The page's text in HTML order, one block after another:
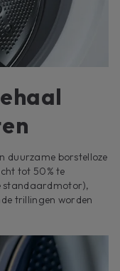
duurzame borstelloze
tot 50% te
standaardmotor),
trillingen worden